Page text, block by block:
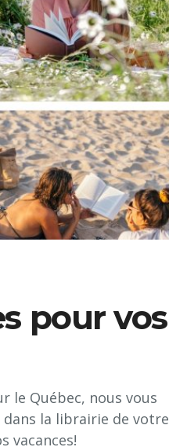
pour vos
le Québec, nous vous
dans la librairie de votre
vacances!